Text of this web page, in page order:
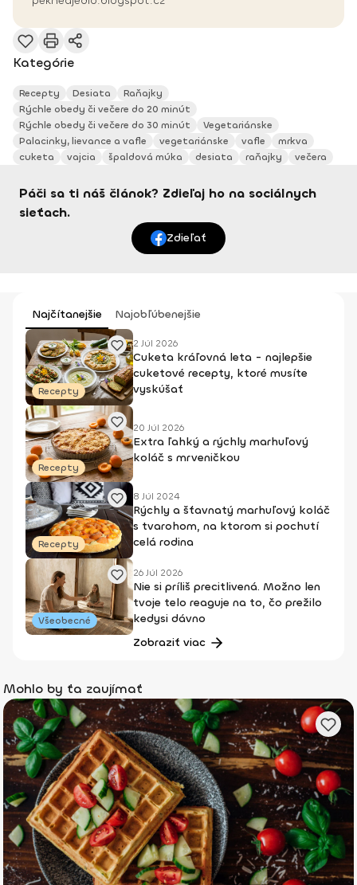
Kategórie
Recepty Desiata
Raňajky
Rýchle obedy či večere do 20 minút
Rýchle obedy či večere do 30 minút
Vegetariánske
Palacinky, lievance a vafle
vegetariánske vafle
mrkva
cuketa
vajcia špaldová múka desiata raňajky večera
Páči sa ti náš článok? Zdieľaj ho na sociálnych
sieťach.
Zdieľať
Najčítanejšie Najobľúbenejšie
Recepty
2 Júl 2026
Cuketa kráľovná leta - najlepšie
cuketové recepty, ktoré musíte
vyskúšať
Recepty
20 Júl 2026
Extra ľahký a rýchly marhuľový
koláč s mrveničkou
Recepty
8 Júl 2024
Rýchly a šťavnatý marhuľový koláč
s tvarohom, na ktorom si pochutí
celá rodina
Všeobecné
26 Júl 2026
Nie si príliš precitlivená. Možno len
tvoje telo reaguje na to, čo prežilo
kedysi dávno
Zobraziť viac
Mohlo by ťa zaujímať